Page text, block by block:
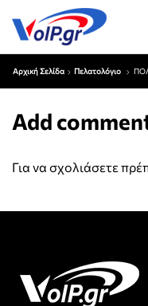
Αρχική Σελίδα Πελατολόγιο
Add
Για να σχολιάσετε